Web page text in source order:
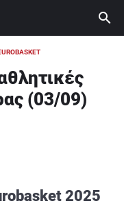
(03/09)
2025